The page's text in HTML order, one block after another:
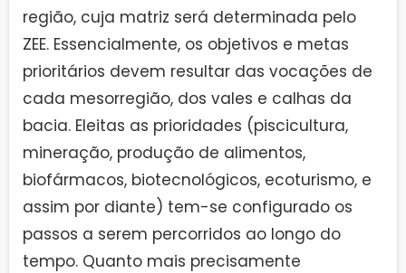
região, cuja matriz será determinada pelo
ZEE. Essencialmente, os objetivos e metas
prioritários devem resultar das vocações de
cada mesorregião, dos vales e calhas da
bacia. Eleitas as prioridades (piscicultura,
mineração, produção de alimentos,
biofármacos, biotecnológicos, ecoturismo, e
assim por diante) tem-se configurado os
passos a serem percorridos ao longo do
tempo. Quanto mais precisamente